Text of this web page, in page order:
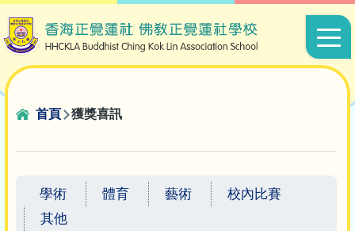
移至主內容
Main
導首頁 獲獎喜訊
學術 體育 藝術
校內比賽
其他